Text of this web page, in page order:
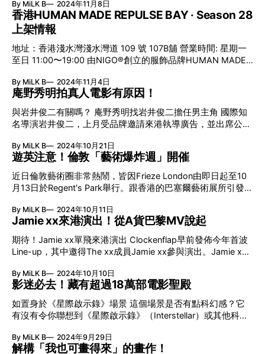
Work Jacket，可謂來得及時。充滿復古魅力的牛仔工裝外
套，背後呈現刺繡工藝作成之潦草字HUMAN MADE心形圖
案，已相當奪目。燈芯絨衣領及毛毯內襯，
現 鴨子圖案為主題設計的Hunting Jacket 香港HUMAN MADE
REPULSE BAY今周6上架新品，以「打獵Style」為主題，傳統
與時尚元素的高度結合，Hunting服之經典細節忠實呈現。 以
HUMAN MADE標誌性鴨子圖案為主題設計的Hunting
Jacket，亦有北極熊細節出現。衫身以100% Cotton製作，內
襯可拆除獨立着用，以90% Wool及10% Polyester製成。 這件
Hunting Jacket新作，是由秋天至春天也可穿著的多功能性單
品。 HUMAN MADE今季重點鴨子配飾 Leather Tote由柔軟牛
皮鑄造而成，獨特的皮革紋理、搭配鴨子圖案之同材質貼片，
本體已相當吸引。加上本產品是在皮革上以人手滲透潤油加工
而成，
By MiLK B 2024年11月8日
香港HUMAN MADE REPULSE BAY · Season 28
上架情報
地址：香港淺水灣淺水灣道 109 號 107B舖 營業時間: 星期一
至日 11:00〜19:00 由NIGO®創立的服飾品牌HUMAN MADE
2024年全新季度的秋冬新品，棒球褸 、V領毛衣、長短袖 T-
Shirt、衛衣、牛仔外套、小物系列的帽子、包包、襪子、內衣
亦一應俱備。 踏入秋冬 美式經典名物棒球褸 VARSITY
JACKET內帶襯墊的棒球外套，衣身和兩袖均飾有大量
HUMAN MADE植絨貼片，為今個秋冬穿搭、同時帶來溫暖和
時尚感的必備單品。 REUNION JACKET 學院風席捲 今季
HUMAN MADE復古學院風席捲，REUNION JACKET在撞色的
COLORBLOCK TSURIAMI SWEATSHIRT
By MiLK B 2024年11月4日
庵野秀明拍真人電影有原因！
與岩井俊二有關嗎？ 庵野秀明找岩井俊二擔任男主角 國際知
名導演岩井俊二，上月受品牌邀請來港執導廣告，並出席公開
同樣在上月被安排於某本地電影院線重新放映。上述兩者看似
風馬牛不相及，我們就此來翻閱兩人的微妙關係。 庵野秀明
曾經公開聲稱日本動畫的末日即將降臨，而事實上，在翻拍新
一輯電影版《新世紀福音戰士》之前，他已執導了三齣真人電
影，分別是《愛很時尚》、《式日》及《Cutie Honey》，而
這裡想說說的，是由我們的純愛大導岩井俊二擔任男一的《式
日》。 真實寫照？為岩井俊二度身設定角色 有了《愛很時
開拍《式日》。《式日》改編自女主角藤谷文子（著名荷里活
影星 Steven Seagal 的女兒）之半自傳作品《逃避夢》，故事
的世界，在某天遇上一個來自東京、創作力開始乾涸的電影導
演，然後彼此約定以一個月的時間，於對方身上尋找真實和新
生的自己。電影邀得已合作多時、聲演菱波麗的聲優林原惠負
責獨白，而故事中的男主角，由原著的商店老
By MiLK B 2024年10月21日
遊英注意！倫敦「藝術爆炸週」開催
近日倫敦藝術圈非常熱鬧，皆因Frieze London由即日起至10
月13日於Regent's Park舉行。跟香港的巴塞爾藝術展所引發的
及藝術愛好者皆於這周雲集此地。 今年Frieze London有來自
43個國家超過160間畫廊參加，香港方面亦有代表。加上同步
在旁邊舉辦的Frieze Masters，兩者合計便有高達270間畫廊
參加，規模可想而知。 躍身成名氣藝博品牌：Frieze Frieze
London於2003年由藝術雜誌《Frieze》的創辦人Amanda
Sharp和Matthew Slotover創立，基於他們對當代藝術的熱
愛，Frieze London亦順理成章地將焦點放在2000年以後的當
約、洛杉磯、首爾4個不同城市，除Frieze London外，亦包括
Frieze New York、Frieze Los Angeles以及Frieze Seoul。 藝
會。Frieze London有不同
By MiLK B 2024年10月11日
Jamie xx來港演出！從A貨巴黎MV說起
期待！Jamie xx單飛來港演出 Clockenflap早前發佈今年首波
Line-up，其中邀得The xx成員Jamie xx參與演出。Jamie xx
藉此次表演機會宣傳全新專輯《In Waves》，實在令人期待。
由於Jamie xx剛剛推出了全新專輯《In Waves》，故相信他會
藉此次表演機會宣傳新歌。就讓我們在等候Jamie x來港的同
時，除了欣賞他的新作之外，也來回顧一下他過往的作品。
說到Jamie xx最令人深刻的舊作，很多樂迷都應該會立即聯想
到〈Gosh〉。〈Gosh〉之所以為樂迷津津樂道，除了因為歌
曲本身的質素相當優秀外，其MV亦應記重要一功。
By MiLK B 2024年10月10日
影迷必去！藏有超過18萬部電影聖殿
如置身於《星際啟示錄》場景 這個場景是否有點科幻感？它
有沒有令你聯想到《星際啟示錄》（Interstellar）或其他科幻
Archive）！假如你熱愛電影的話，對「英國電影學院」
（British Film Institute, BFI）應該不會陌生。 BFI於1933年成
By MiLK B 2024年9月29日
解構「我也可畫得來」的畫作！